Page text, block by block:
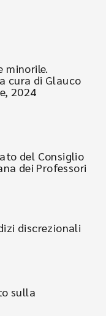
minorile.
cura di Glauco
2024
del Consiglio
dei Professori
discrezionali
sulla